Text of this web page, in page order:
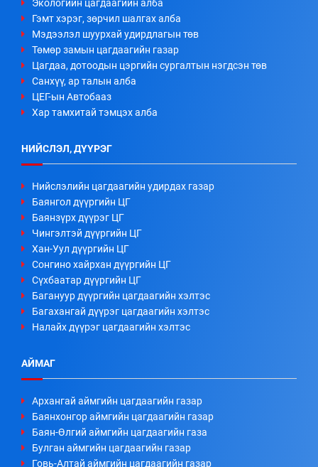
Экологийн цагдаагийн алба
Гэмт хэрэг, зөрчил шалгах алба
Мэдээлэл шуурхай удирдлагын төв
Төмөр замын цагдаагийн газар
Цагдаа, дотоодын цэргийн сургалтын нэгдсэн төв
Санхүү, ар талын алба
ЦЕГ-ын Автобааз
Хар тамхитай тэмцэх алба
НИЙСЛЭЛ, ДҮҮРЭГ
Нийслэлийн цагдаагийн удирдах газар
Баянгол дүүргийн ЦГ
Баянзүрх дүүрэг ЦГ
Чингэлтэй дүүргийн ЦГ
Хан-Уул дүүргийн ЦГ
Сонгино хайрхан дүүргийн ЦГ
Сүхбаатар дүүргийн ЦГ
Багануур дүүргийн цагдаагийн хэлтэс
Багахангай дүүрэг цагдаагийн хэлтэс
Налайх дүүрэг цагдаагийн хэлтэс
АЙМАГ
Архангай аймгийн цагдаагийн газар
Баянхонгор аймгийн цагдаагийн газар
Баян-Өлгий аймгийн цагдаагийн газа
Булган аймгийн цагдаагийн газар
Говь-Алтай аймгийн цагдаагийн газар